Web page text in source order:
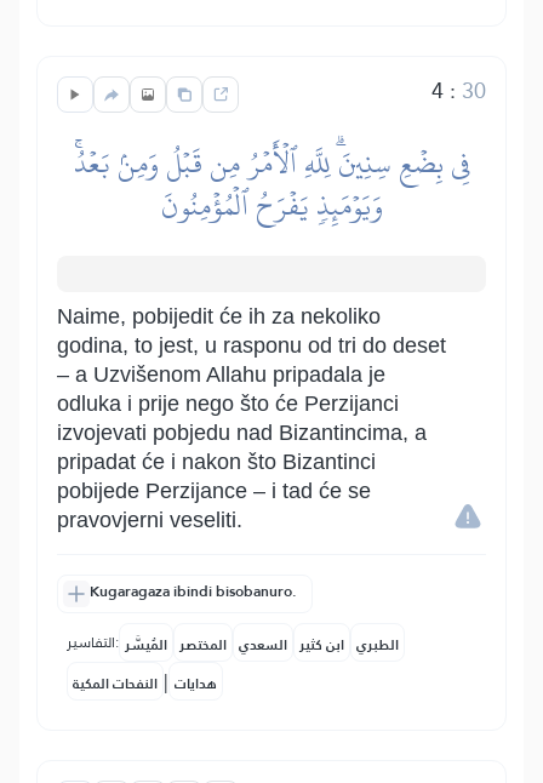
4: 30
فِي بِضۡعِ سِنِينَۗ لِلَّهِ ٱلۡأَمۡرُ مِن قَبۡلُ وَمِنۢ بَعۡدُۚ
وَيَوۡمَئِذٖ يَفۡرَحُ ٱلۡمُؤۡمِنُونَ
Naime, pobijedit će ih za nekoliko
godina, to jest, u rasponu od tri do deset
– a Uzvišenom Allahu pripadala je
odluka i prije nego što će Perzijanci
izvojevati pobjedu nad Bizantincima, a
pripadat će i nakon što Bizantinci
pobijede Perzijance – i tad će se
pravovjerni veseliti.
Kugaragaza ibindi bisobanuro.
التفاسير: المُيسَّر المختصر السعدي ابن كثير الطبري
النفحات المكية | هدايات